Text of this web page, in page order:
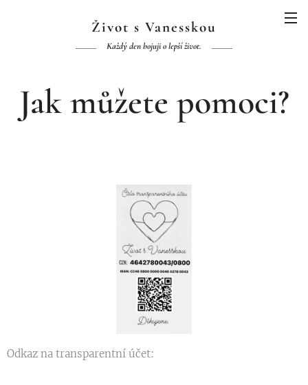
Život s Vanesskou
Každý den bojuji o lepší život.
Jak můžete pomoci?
Odkaz na transparentní účet: